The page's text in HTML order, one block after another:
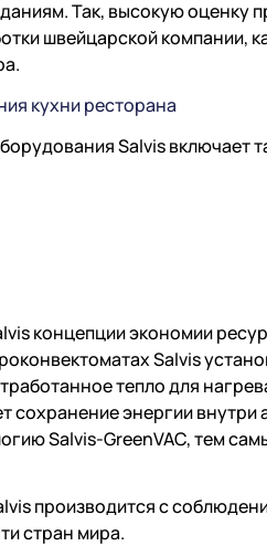
Так, высокую оценку
швейцарской компании,
кухни ресторана
Salvis включает
концепции экономии
Salvis
тепло для
сохранение энергии внутри
Salvis-GreenVAC, тем
производится с
стран мира.